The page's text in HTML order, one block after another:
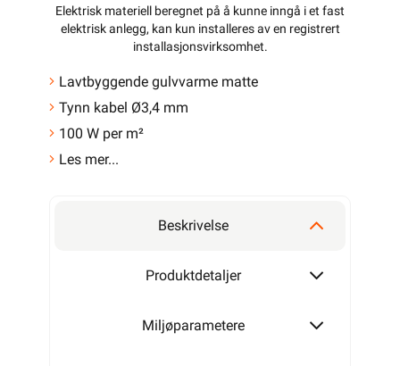
Elektrisk materiell beregnet på å kunne inngå i et fast
elektrisk anlegg, kan kun installeres av en registrert
installasjonsvirksomhet.
Lavtbyggende gulvvarme matte
Tynn kabel Ø3,4 mm
100 W per m²
Les mer...
Beskrivelse
Produktdetaljer
Miljøparametere